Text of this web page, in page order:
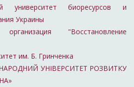
университет биоресурсов и
Украины
"Восстановление
им. Б. Гринченка
УНІВЕРСИТЕТ РОЗВИТКУ